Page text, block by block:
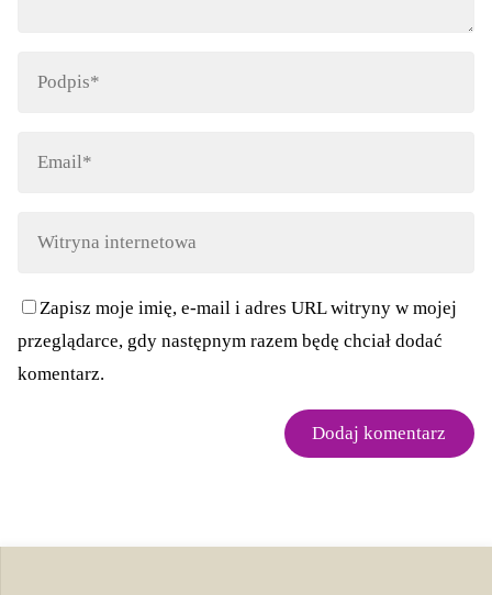
Zapisz moje imię, e-mail i adres URL witryny w mojej
przeglądarce, gdy następnym razem będę chciał dodać
komentarz.